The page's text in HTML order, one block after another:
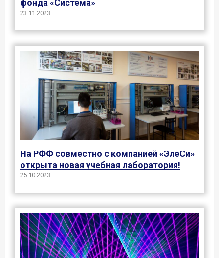
фонда «Система»
23.11.2023
На РФФ совместно с компанией «ЭлеСи»
открыта новая учебная лаборатория!
25.10.2023